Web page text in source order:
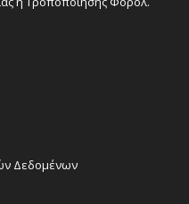
Δεδομένων